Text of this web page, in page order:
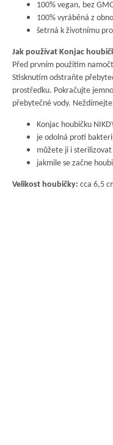
100% vegan, bez
100% vyráběná z
šetrná k životnímu
Jak používat Konjac
Před prvním použitím
Stisknutím odstraňte
prostředku. Pokračujte
přebytečné vody.
Konjac houbičku
je odolná proti
můžete ji i
jakmile se začne
Velikost houbičky: cca 6,5